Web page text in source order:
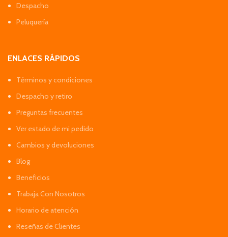
Despacho
Peluquería
ENLACES RÁPIDOS
Términos y condiciones
Despacho y retiro
Preguntas frecuentes
Ver estado de mi pedido
Cambios y devoluciones
Blog
Beneficios
Trabaja Con Nosotros
Horario de atención
Reseñas de Clientes